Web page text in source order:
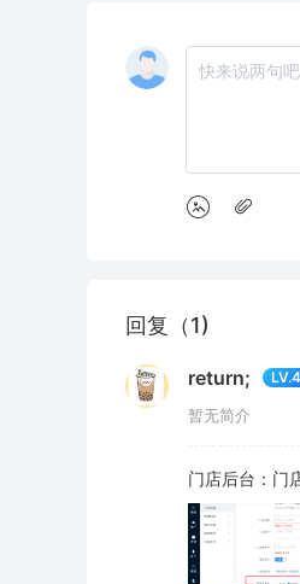
回复（1)
return;
暂无简介